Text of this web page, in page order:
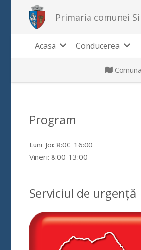
Primaria comunei
Acasa Conducerea
Program
Luni-Joi: 8:00-16:00
Vineri: 8:00-13:00
Serviciul de urgență